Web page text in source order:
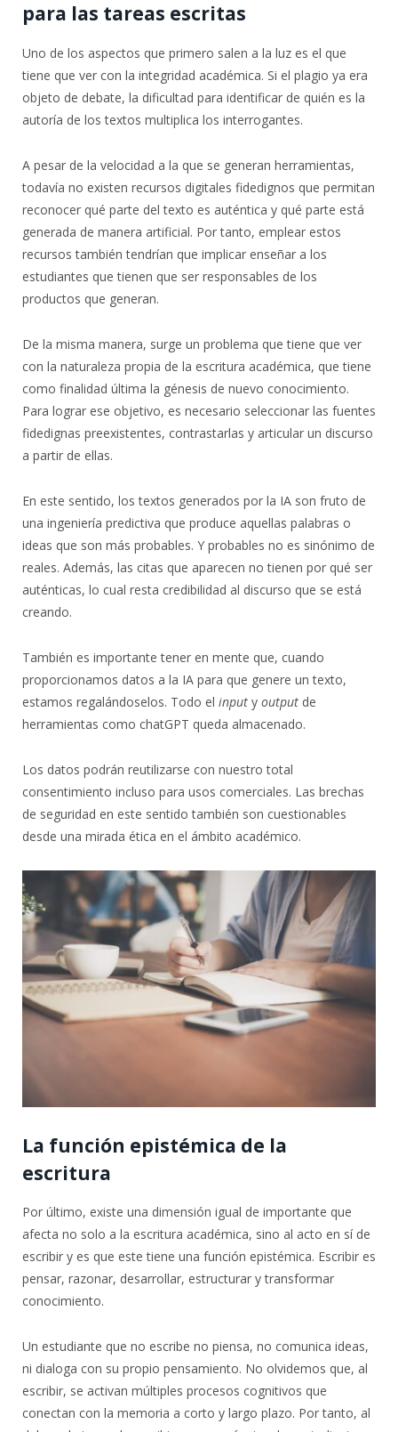
para las tareas escritas
Uno de los aspectos que primero salen a la luz es el que
tiene que ver con la integridad académica. Si el plagio ya era
objeto de debate, la dificultad para identificar de quién es la
autoría de los textos multiplica los interrogantes.
A pesar de la velocidad a la que se generan herramientas,
todavía no existen recursos digitales fidedignos que permitan
reconocer qué parte del texto es auténtica y qué parte está
generada de manera artificial. Por tanto, emplear estos
recursos también tendrían que implicar enseñar a los
estudiantes que tienen que ser responsables de los
productos que generan.
De la misma manera, surge un problema que tiene que ver
con la naturaleza propia de la escritura académica, que tiene
como finalidad última la génesis de nuevo conocimiento.
Para lograr ese objetivo, es necesario seleccionar las fuentes
fidedignas preexistentes, contrastarlas y articular un discurso
a partir de ellas.
En este sentido, los textos generados por la IA son fruto de
una ingeniería predictiva que produce aquellas palabras o
ideas que son más probables. Y probables no es sinónimo de
reales. Además, las citas que aparecen no tienen por qué ser
auténticas, lo cual resta credibilidad al discurso que se está
creando.
También es importante tener en mente que, cuando
proporcionamos datos a la IA para que genere un texto,
estamos regalándoselos. Todo el input y output de
herramientas como chatGPT queda almacenado.
Los datos podrán reutilizarse con nuestro total
consentimiento incluso para usos comerciales. Las brechas
de seguridad en este sentido también son cuestionables
desde una mirada ética en el ámbito académico.
La función epistémica de la
escritura
Por último, existe una dimensión igual de importante que
afecta no solo a la escritura académica, sino al acto en sí de
escribir y es que este tiene una función epistémica. Escribir es
pensar, razonar, desarrollar, estructurar y transformar
conocimiento.
Un estudiante que no escribe no piensa, no comunica ideas,
ni dialoga con su propio pensamiento. No olvidemos que, al
escribir, se activan múltiples procesos cognitivos que
conectan con la memoria a corto y largo plazo. Por tanto, al